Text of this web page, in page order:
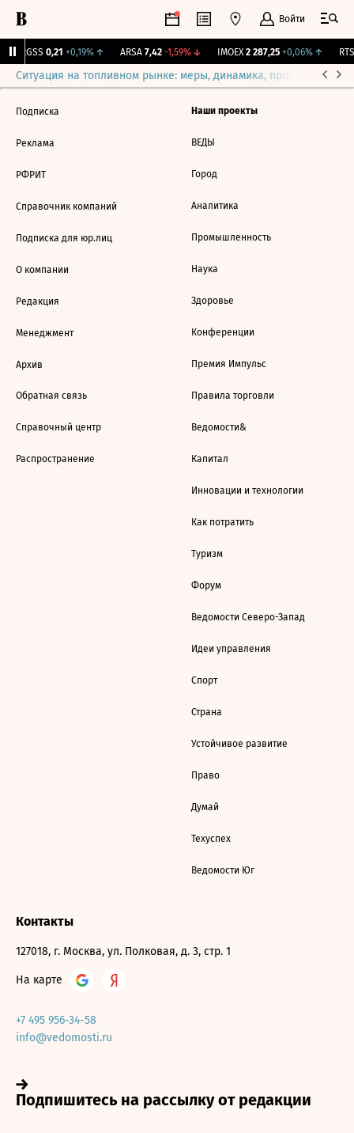
Войти
RGSS 0,21 +0,19%↑ ARSA 7,42 -1,59%↓ IMOEX 2 287,25 +0,06%↑ RTSI
Ситуация на топливном рынке: меры, динамика, прогнозы
Подписка
Реклама
РФРИТ
Справочник компаний
Подписка для юр.лиц
О компании
Редакция
Менеджмент
Архив
Обратная связь
Справочный центр
Распространение
Наши проекты
ВЕДЫ
Город
Аналитика
Промышленность
Наука
Здоровье
Конференции
Премия Импульс
Правила торговли
Ведомости&
Капитал
Инновации и технологии
Как потратить
Туризм
Форум
Ведомости Северо-Запад
Идеи управления
Спорт
Страна
Устойчивое развитие
Право
Думай
Техуспех
Ведомости Юг
Контакты
127018, г. Москва, ул. Полковая, д. 3, стр. 1
На карте
+7 495 956-34-58
info@vedomosti.ru